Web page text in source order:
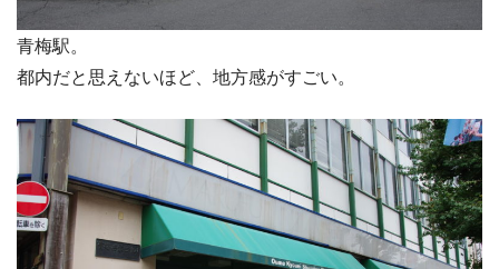
青梅駅。
都内だと思えないほど、地方感がすごい。